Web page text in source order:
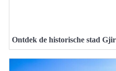
Ontdek de historische stad